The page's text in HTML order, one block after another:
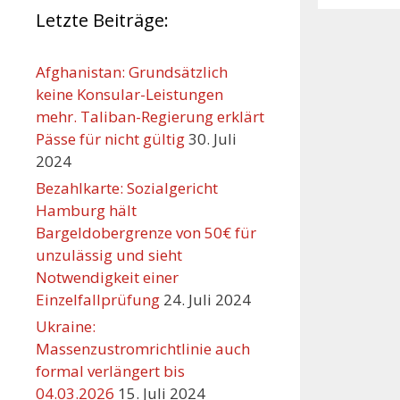
Letzte Beiträge:
Afghanistan: Grundsätzlich
keine Konsular-Leistungen
mehr. Taliban-Regierung erklärt
Pässe für nicht gültig30. Juli
2024
Bezahlkarte: Sozialgericht
Hamburg hält
Bargeldobergrenze von 50€ für
unzulässig und sieht
Notwendigkeit einer
Einzelfallprüfung 24. Juli 2024
Ukraine:
Massenzustromrichtlinie auch
formal verlängert bis
04.03.2026 15. Juli 2024